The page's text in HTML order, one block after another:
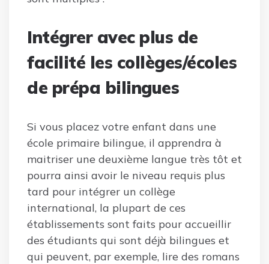
Intégrer avec plus de
facilité les collèges/écoles
de prépa bilingues
Si vous placez votre enfant dans une
école primaire bilingue, il apprendra à
maitriser une deuxième langue très tôt et
pourra ainsi avoir le niveau requis plus
tard pour intégrer un collège
international, la plupart de ces
établissements sont faits pour accueillir
des étudiants qui sont déjà bilingues et
qui peuvent, par exemple, lire des romans